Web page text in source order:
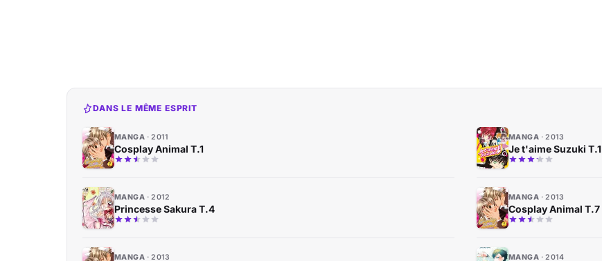
DANS LE MÊME ESPRIT
MANGA 2011
Cosplay Animal T.1
MANGA 2013
Je t'aime Suzuki T.1
MANGA 2012
Princesse Sakura T.4
MANGA 2013
Cosplay Animal T.7
MANGA 2013 MANGA 2014